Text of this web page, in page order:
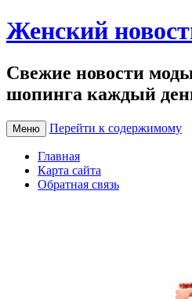
Женский
Свежие новости
шопинга каждый
Меню Перейти к содержимому
Главная
Карта сайта
Обратная связь